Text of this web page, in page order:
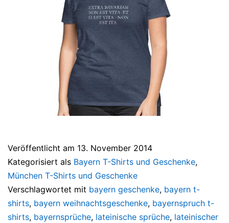
Veröffentlicht am 13. November 2014
Kategorisiert als Bayern T-Shirts und Geschenke,
München T-Shirts und Geschenke
Verschlagwortet mit bayern geschenke, bayern t-
shirts, bayern weihnachtsgeschenke, bayernspruch t-
shirts, bayernsprüche, lateinische sprüche, lateinischer